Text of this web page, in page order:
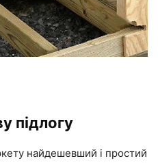
підлогу
найдешевший і простий